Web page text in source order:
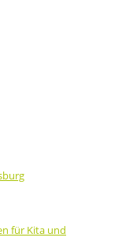
für Kita und